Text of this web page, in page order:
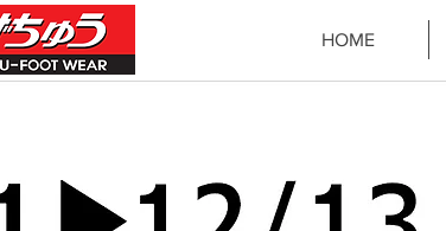
HOME